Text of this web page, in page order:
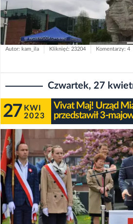
Autor: kam_ila Kliknięć: 23204 Komentarzy: 4
Czwartek, 27
27 KWI
2023
Vivat Maj! Urząd
przedstawił 3-